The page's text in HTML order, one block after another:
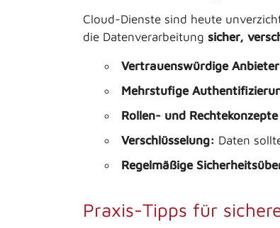
Cloud-Dienste sind heute
die Datenverarbeitung sicher,
Vertrauenswürdige
Mehrstufige
Rollen- und
Verschlüsselung: Daten
Regelmäßige
Praxis-Tipps für